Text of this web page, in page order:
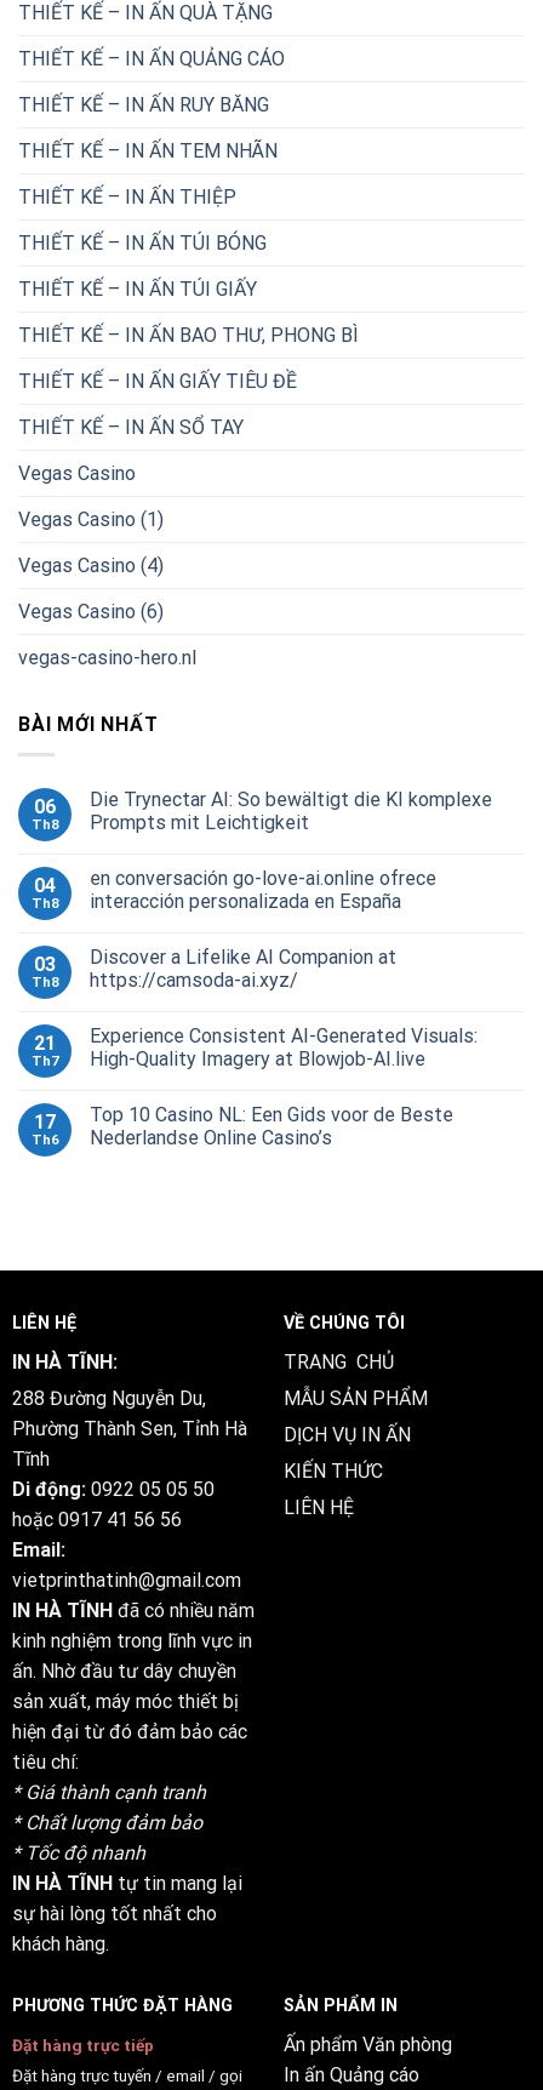
THIẾT KẾ – IN ẤN QUÀ TẶNG
THIẾT KẾ – IN ẤN QUẢNG CÁO
THIẾT KẾ – IN ẤN RUY BĂNG
THIẾT KẾ – IN ẤN TEM NHÃN
THIẾT KẾ – IN ẤN THIỆP
THIẾT KẾ – IN ẤN TÚI BÓNG
THIẾT KẾ – IN ẤN TÚI GIẤY
THIẾT KẾ – IN ẤN BAO THƯ, PHONG BÌ
THIẾT KẾ – IN ẤN GIẤY TIÊU ĐỀ
THIẾT KẾ – IN ẤN SỔ TAY
Vegas Casino
Vegas Casino (1)
Vegas Casino (4)
Vegas Casino (6)
vegas-casino-hero.nl
BÀI MỚI NHẤT
06
Th8
Die Trynectar AI: So bewältigt die KI komplexe
Prompts mit Leichtigkeit
04
Th8
en conversación go-love-ai.online ofrece
interacción personalizada en España
03
Th8
Discover a Lifelike AI Companion at
https://camsoda-ai.xyz/
21
Th7
Experience Consistent AI-Generated Visuals:
High-Quality Imagery at Blowjob-AI.live
17
Th6
Top 10 Casino NL: Een Gids voor de Beste
Nederlandse Online Casino’s
LIÊN HỆ
IN HÀ TĨNH:
288 Đường Nguyễn Du,
Phường Thành Sen, Tỉnh Hà
Tĩnh
Di động: 0922 05 05 50
hoặc 0917 41 56 56
Email:
vietprinthatinh@gmail.com
IN HÀ TĨNH đã có nhiều năm
kinh nghiệm trong lĩnh vực in
ấn. Nhờ đầu tư dây chuyền
sản xuất, máy móc thiết bị
hiện đại từ đó đảm bảo các
tiêu chí:
* Giá thành cạnh tranh
* Chất lượng đảm bảo
* Tốc độ nhanh
IN HÀ TĨNH tự tin mang lại
sự hài lòng tốt nhất cho
khách hàng.
VỀ CHÚNG TÔI
TRANG CHỦ
MẪU SẢN PHẨM
DỊCH VỤ IN ẤN
KIẾN THỨC
LIÊN HỆ
PHƯƠNG THỨC ĐẶT HÀNG
Đặt hàng trực tiếp
Đặt hàng trực tuyến / email / gọi
SẢN PHẨM IN
Ấn phẩm Văn phòng
In ấn Quảng cáo